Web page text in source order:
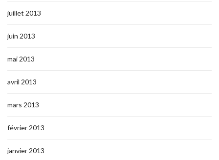
juillet 2013
juin 2013
mai 2013
avril 2013
mars 2013
février 2013
janvier 2013